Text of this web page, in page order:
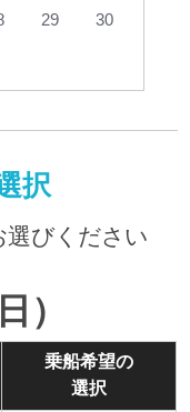
29 30
択
選びください
）
乗船希望の
選択